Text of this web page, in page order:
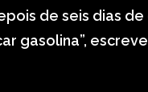
de seis dias
gasolina”,